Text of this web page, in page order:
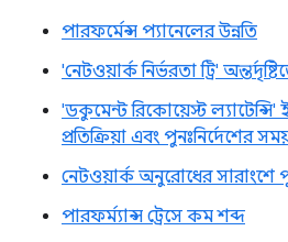
পারফর্মেন্স প্যানেলের উন্নতি
'নেটওয়ার্ক নির্ভরতা ট্রি'
'ডকুমেন্ট রিকোয়েস্ট ল্যাটেন্সি'
প্রতিক্রিয়া এবং পুনঃনির্দেশের
নেটওয়ার্ক অনুরোধের সারাংশে
পারফর্ম্যান্স ট্রেসে কম শব্দ